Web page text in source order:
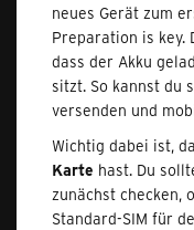
neues Gerät zum
Preparation is key.
dass der Akku
sitzt. So kannst du
versenden und
Wichtig dabei ist,
Karte hast. Du
zunächst checken,
Standard-SIM für